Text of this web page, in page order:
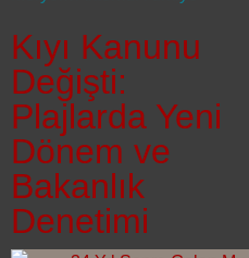
Kıyı Kanunu
Değişti:
Plajlarda Yeni
Dönem ve
Bakanlık
Denetimi